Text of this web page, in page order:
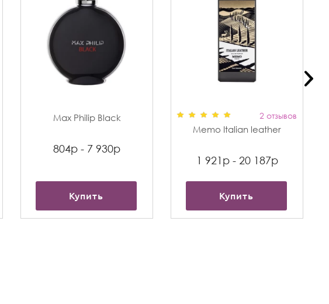
Max Philip Black
804р - 7 930р
Купить
2 отзывов
Memo Italian leather
1 921р - 20 187р
Купить